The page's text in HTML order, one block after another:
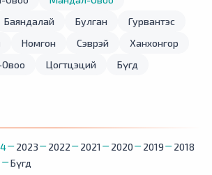
Баяндалай Булган
Гурвантэс
Номгон Сэврэй
Ханхонгор
Цогтцэций Бүгд
2023 2022 2021 2020 2019
2018
Бүгд